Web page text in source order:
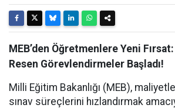
MEB’den Öğretmenlere Yeni
Resen Görevlendirmeler Başladı!
Milli Eğitim Bakanlığı (MEB),
sınav süreçlerini hızlandırmak